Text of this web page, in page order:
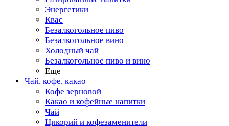
Энергетики
Квас
Безалкогольное пиво
Безалкогольное вино
Холодный чай
Безалкогольное пиво и вино
Еще
Чай, кофе, какао
Кофе зерновой
Какао и кофейные напитки
Чай
Цикорий и кофезаменители